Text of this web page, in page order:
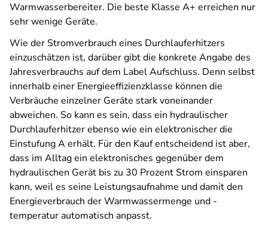
Warmwasserbereiter. Die beste Klasse A+ erreichen nur
sehr wenige Geräte.
Wie der Stromverbrauch eines Durchlauferhitzers
einzuschätzen ist, darüber gibt die konkrete Angabe des
Jahresverbrauchs auf dem Label Aufschluss. Denn selbst
innerhalb einer Energieeffizienzklasse können die
Verbräuche einzelner Geräte stark voneinander
abweichen. So kann es sein, dass ein hydraulischer
Durchlauferhitzer ebenso wie ein elektronischer die
Einstufung A erhält. Für den Kauf entscheidend ist aber,
dass im Alltag ein elektronisches gegenüber dem
hydraulischen Gerät bis zu 30 Prozent Strom einsparen
kann, weil es seine Leistungsaufnahme und damit den
Energieverbrauch der Warmwassermenge und -
temperatur automatisch anpasst.